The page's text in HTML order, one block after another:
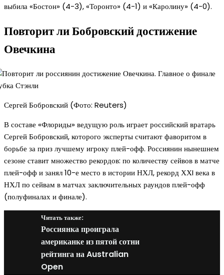
выбила «Бостон» (4-3), «Торонто» (4-1) и «Каролину» (4-0).
Повторит ли Бобровский достижение
Овечкина
Сергей Бобровский (Фото: Reuters)
В составе «Флориды» ведущую роль играет российский вратарь
Сергей Бобровский, которого эксперты считают фаворитом в
борьбе за приз лучшему игроку плей-офф. Россиянин нынешнем
сезоне ставит множество рекордов: по количеству сейвов в матче
плей-офф и занял 10-е место в истории НХЛ, рекорд ХХI века в
НХЛ по сейвам в матчах заключительных раундов плей-офф
(полуфиналах и финале).
Читать также:
Россиянка проиграла
американке из пятой сотни
рейтинга на Australian
Open